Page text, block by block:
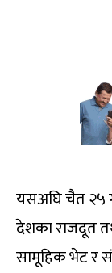
यसअघि चैत २५
देशका राजदूत
सामूहिक भेट र